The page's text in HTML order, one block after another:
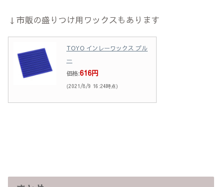
↓市販の盛りつけ用ワックスもあります
TOYO インレーワックス ブル
ー
価格:616円
(2021/8/9 16:24時点)